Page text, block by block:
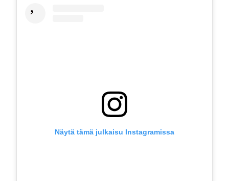
Näytä tämä julkaisu Instagramissa